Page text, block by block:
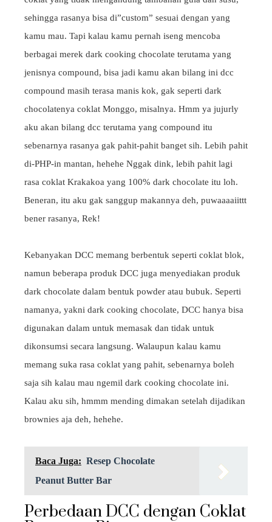
sehingga rasanya bisa di”custom” sesuai dengan yang
kamu mau. Tapi kalau kamu pernah iseng mencoba
berbagai merek dark cooking chocolate terutama yang
jenisnya compound, bisa jadi kamu akan bilang ini dcc
compound masih terasa manis kok, gak seperti dark
chocolatenya coklat Monggo, misalnya. Hmm ya jujurly
aku akan bilang dcc terutama yang compound itu
sebenarnya rasanya gak pahit-pahit banget sih. Lebih pahit
di-PHP-in mantan, hehehe Nggak dink, lebih pahit lagi
rasa coklat Krakakoa yang 100% dark chocolate itu loh.
Beneran, itu aku gak sanggup makannya deh, puwaaaaiittt
bener rasanya, Rek!
Kebanyakan DCC memang berbentuk seperti coklat blok,
namun beberapa produk DCC juga menyediakan produk
dark chocolate dalam bentuk powder atau bubuk. Seperti
namanya, yakni dark cooking chocolate, DCC hanya bisa
digunakan dalam untuk memasak dan tidak untuk
dikonsumsi secara langsung. Walaupun kalau kamu
memang suka rasa coklat yang pahit, sebenarnya boleh
saja sih kalau mau ngemil dark cooking chocolate ini.
Kalau aku sih, hmmm mending dimakan setelah dijadikan
brownies aja deh, hehehe.
Baca Juga: Resep Chocolate
Peanut Butter Bar
Perbedaan DCC dengan Coklat